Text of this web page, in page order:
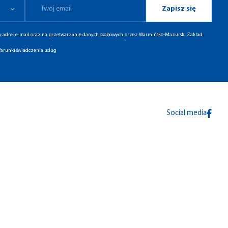
Zapisz się
e-mail oraz na przetwarzanie danych osobowych przez Warmińsko-Mazurski Zakład
świadczenia usług
Social media